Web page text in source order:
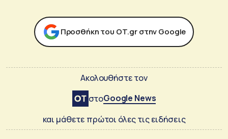
Προσθήκη του ΟΤ.gr στην Google
Ακολουθήστε τον
στοGoogle News
και μάθετε πρώτοι όλες τις ειδήσεις